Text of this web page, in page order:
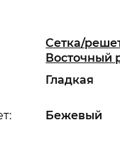
Бежевый
Сетка/
Восточный
Гладкая